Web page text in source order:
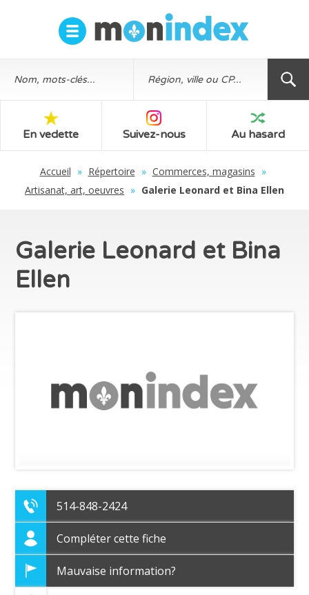
En vedette Suivez-nous Au hasard
Accueil » Répertoire » Commerces, magasins »
Artisanat, art, oeuvres » Galerie Leonard et Bina Ellen
Galerie Leonard et Bina
Ellen
514-848-2424
Compléter cette fiche
Mauvaise information?